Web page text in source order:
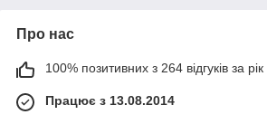
Про нас
100% позитивних з 264 відгуків за рік
Працює з 13.08.2014